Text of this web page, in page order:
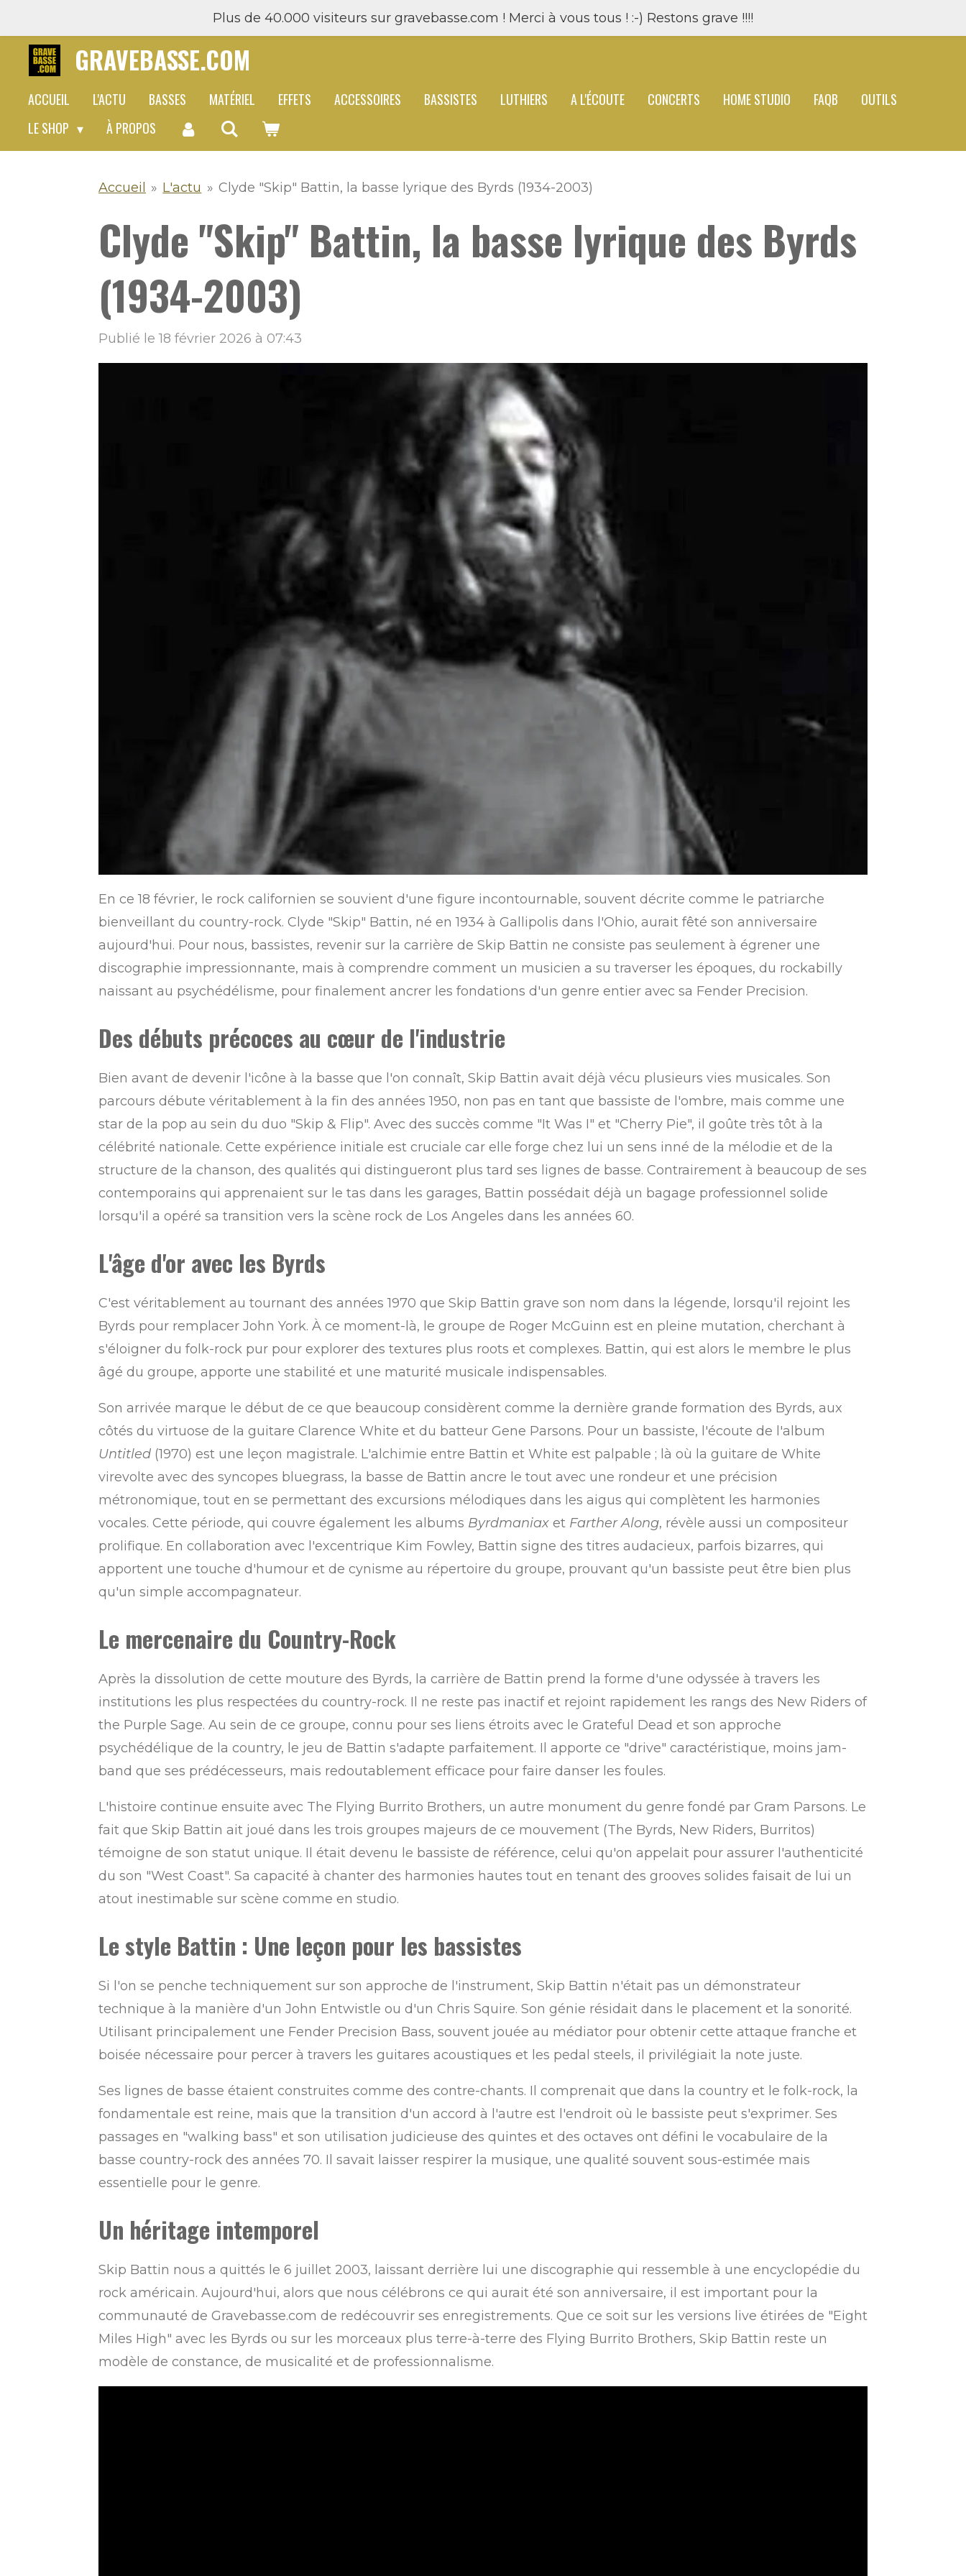
contenu
Plus de 40.000 visiteurs sur gravebasse.com ! Merci à vous tous ! :-) Restons grave !!!!
GRAVEBASSE.COM
ACCUEIL L'ACTU BASSES MATÉRIEL EFFETS ACCESSOIRES BASSISTES LUTHIERS A L'ÉCOUTE CONCERTS HOME STUDIO FAQB
OUTILS
LE SHOP
À PROPOS
Accueil » L'actu » Clyde "Skip" Battin, la basse lyrique des Byrds (1934-2003)
Clyde "Skip" Battin, la basse lyrique des Byrds
(1934-2003)
Publié le 18 février 2026 à 07:43
En ce 18 février, le rock californien se souvient d'une figure incontournable, souvent décrite comme le patriarche
bienveillant du country-rock. Clyde "Skip" Battin, né en 1934 à Gallipolis dans l'Ohio, aurait fêté son anniversaire
aujourd'hui. Pour nous, bassistes, revenir sur la carrière de Skip Battin ne consiste pas seulement à égrener une
discographie impressionnante, mais à comprendre comment un musicien a su traverser les époques, du rockabilly
naissant au psychédélisme, pour finalement ancrer les fondations d'un genre entier avec sa Fender Precision.
Des débuts précoces au cœur de l'industrie
Bien avant de devenir l'icône à la basse que l'on connaît, Skip Battin avait déjà vécu plusieurs vies musicales. Son
parcours débute véritablement à la fin des années 1950, non pas en tant que bassiste de l'ombre, mais comme une
star de la pop au sein du duo "Skip & Flip". Avec des succès comme "It Was I" et "Cherry Pie", il goûte très tôt à la
célébrité nationale. Cette expérience initiale est cruciale car elle forge chez lui un sens inné de la mélodie et de la
structure de la chanson, des qualités qui distingueront plus tard ses lignes de basse. Contrairement à beaucoup de ses
contemporains qui apprenaient sur le tas dans les garages, Battin possédait déjà un bagage professionnel solide
lorsqu'il a opéré sa transition vers la scène rock de Los Angeles dans les années 60.
L'âge d'or avec les Byrds
C'est véritablement au tournant des années 1970 que Skip Battin grave son nom dans la légende, lorsqu'il rejoint les
Byrds pour remplacer John York. À ce moment-là, le groupe de Roger McGuinn est en pleine mutation, cherchant à
s'éloigner du folk-rock pur pour explorer des textures plus roots et complexes. Battin, qui est alors le membre le plus
âgé du groupe, apporte une stabilité et une maturité musicale indispensables.
Son arrivée marque le début de ce que beaucoup considèrent comme la dernière grande formation des Byrds, aux
côtés du virtuose de la guitare Clarence White et du batteur Gene Parsons. Pour un bassiste, l'écoute de l'album
Untitled (1970) est une leçon magistrale. L'alchimie entre Battin et White est palpable ; là où la guitare de White
virevolte avec des syncopes bluegrass, la basse de Battin ancre le tout avec une rondeur et une précision
métronomique, tout en se permettant des excursions mélodiques dans les aigus qui complètent les harmonies
vocales. Cette période, qui couvre également les albums Byrdmaniax et Farther Along, révèle aussi un compositeur
prolifique. En collaboration avec l'excentrique Kim Fowley, Battin signe des titres audacieux, parfois bizarres, qui
apportent une touche d'humour et de cynisme au répertoire du groupe, prouvant qu'un bassiste peut être bien plus
qu'un simple accompagnateur.
Le mercenaire du Country-Rock
Après la dissolution de cette mouture des Byrds, la carrière de Battin prend la forme d'une odyssée à travers les
institutions les plus respectées du country-rock. Il ne reste pas inactif et rejoint rapidement les rangs des New Riders of
the Purple Sage. Au sein de ce groupe, connu pour ses liens étroits avec le Grateful Dead et son approche
psychédélique de la country, le jeu de Battin s'adapte parfaitement. Il apporte ce "drive" caractéristique, moins jam-
band que ses prédécesseurs, mais redoutablement efficace pour faire danser les foules.
L'histoire continue ensuite avec The Flying Burrito Brothers, un autre monument du genre fondé par Gram Parsons. Le
fait que Skip Battin ait joué dans les trois groupes majeurs de ce mouvement (The Byrds, New Riders, Burritos)
témoigne de son statut unique. Il était devenu le bassiste de référence, celui qu'on appelait pour assurer l'authenticité
du son "West Coast". Sa capacité à chanter des harmonies hautes tout en tenant des grooves solides faisait de lui un
atout inestimable sur scène comme en studio.
Le style Battin : Une leçon pour les bassistes
Si l'on se penche techniquement sur son approche de l'instrument, Skip Battin n'était pas un démonstrateur
technique à la manière d'un John Entwistle ou d'un Chris Squire. Son génie résidait dans le placement et la sonorité.
Utilisant principalement une Fender Precision Bass, souvent jouée au médiator pour obtenir cette attaque franche et
boisée nécessaire pour percer à travers les guitares acoustiques et les pedal steels, il privilégiait la note juste.
Ses lignes de basse étaient construites comme des contre-chants. Il comprenait que dans la country et le folk-rock, la
fondamentale est reine, mais que la transition d'un accord à l'autre est l'endroit où le bassiste peut s'exprimer. Ses
passages en "walking bass" et son utilisation judicieuse des quintes et des octaves ont défini le vocabulaire de la
basse country-rock des années 70. Il savait laisser respirer la musique, une qualité souvent sous-estimée mais
essentielle pour le genre.
Un héritage intemporel
Skip Battin nous a quittés le 6 juillet 2003, laissant derrière lui une discographie qui ressemble à une encyclopédie du
rock américain. Aujourd'hui, alors que nous célébrons ce qui aurait été son anniversaire, il est important pour la
communauté de Gravebasse.com de redécouvrir ses enregistrements. Que ce soit sur les versions live étirées de "Eight
Miles High" avec les Byrds ou sur les morceaux plus terre-à-terre des Flying Burrito Brothers, Skip Battin reste un
modèle de constance, de musicalité et de professionnalisme.